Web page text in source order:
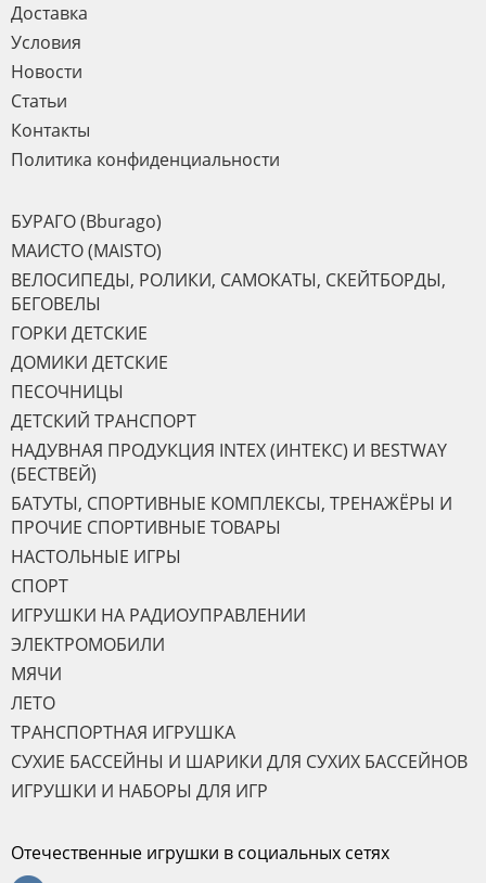
Доставка
Условия
Новости
Статьи
Контакты
Политика конфиденциальности
БУРАГО (Bburago)
МАИСТО (MAISTO)
ВЕЛОСИПЕДЫ, РОЛИКИ, САМОКАТЫ, СКЕЙТБОРДЫ,
БЕГОВЕЛЫ
ГОРКИ ДЕТСКИЕ
ДОМИКИ ДЕТСКИЕ
ПЕСОЧНИЦЫ
ДЕТСКИЙ ТРАНСПОРТ
НАДУВНАЯ ПРОДУКЦИЯ INTEX (ИНТЕКС) И BESTWAY
(БЕСТВЕЙ)
БАТУТЫ, СПОРТИВНЫЕ КОМПЛЕКСЫ, ТРЕНАЖЁРЫ И
ПРОЧИЕ СПОРТИВНЫЕ ТОВАРЫ
НАСТОЛЬНЫЕ ИГРЫ
СПОРТ
ИГРУШКИ НА РАДИОУПРАВЛЕНИИ
ЭЛЕКТРОМОБИЛИ
МЯЧИ
ЛЕТО
ТРАНСПОРТНАЯ ИГРУШКА
СУХИЕ БАССЕЙНЫ И ШАРИКИ ДЛЯ СУХИХ БАССЕЙНОВ
ИГРУШКИ И НАБОРЫ ДЛЯ ИГР
Отечественные игрушки в социальных сетях